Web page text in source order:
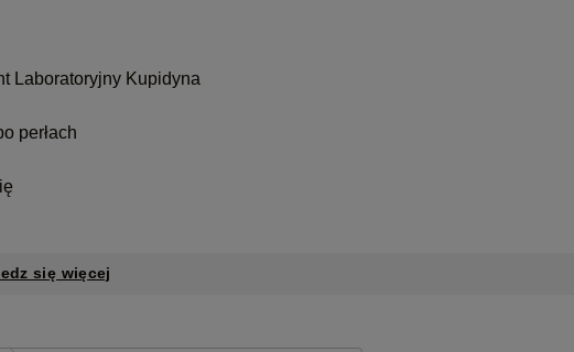
Laboratoryjny Kupidyna
perłach
się więcej